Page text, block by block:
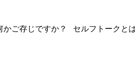
かご存じですか？ セルフトークと